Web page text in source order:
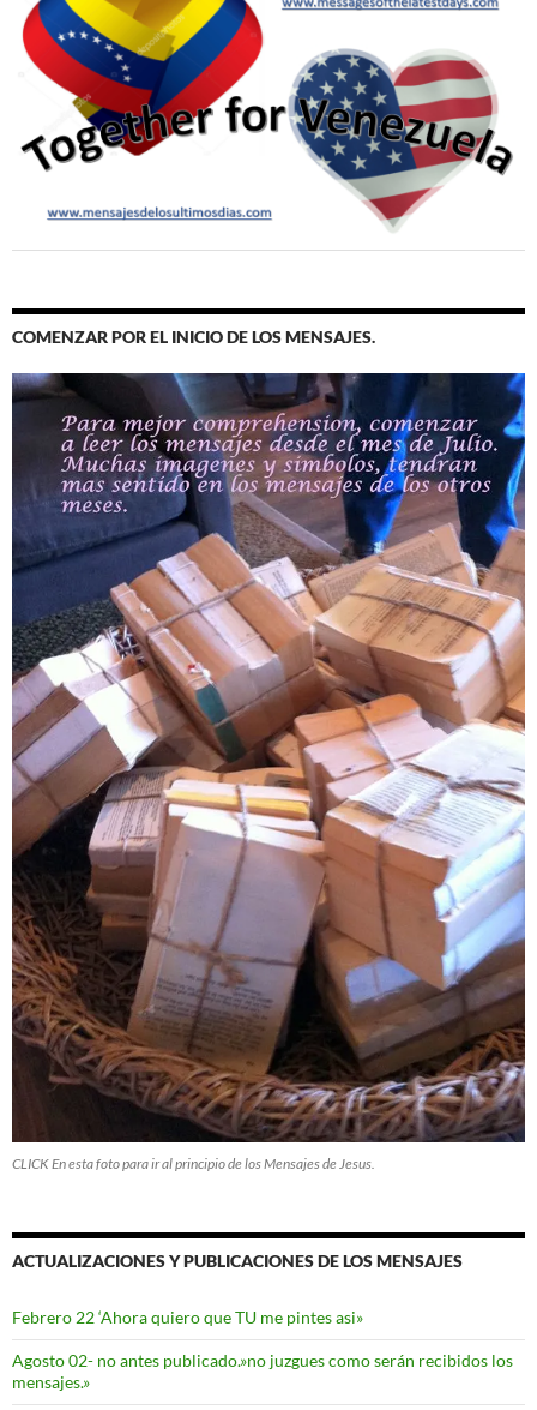
COMENZAR POR EL INICIO DE LOS MENSAJES.
CLICK En esta foto para ir al principio de los Mensajes de Jesus.
ACTUALIZACIONES Y PUBLICACIONES DE LOS MENSAJES
Febrero 22 ‘Ahora quiero que TU me pintes asi»
Agosto 02- no antes publicado.»no juzgues como serán recibidos los
mensajes.»